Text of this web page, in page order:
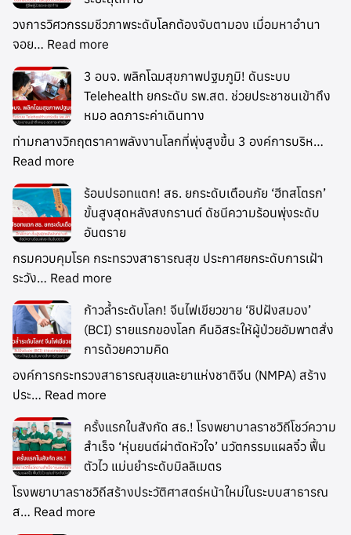
วงการวิศวกรรมชีวภาพระดับโลกต้องจับตามอง เมื่อมหาอำนา
จอย… Read more
3 อบจ. พลิกโฉมสุขภาพปฐมภูมิ! ดันระบบ
Telehealth ยกระดับ รพ.สต. ช่วยประชาชนเข้าถึง
หมอ ลดภาระค่าเดินทาง
ท่ามกลางวิกฤตราคาพลังงานโลกที่พุ่งสูงขึ้น 3 องค์การบริห…
Read more
ร้อนปรอทแตก! สธ. ยกระดับเตือนภัย ‘ฮีทสโตรก’
ขั้นสูงสุดหลังสงกรานต์ ดัชนีความร้อนพุ่งระดับ
อันตราย
กรมควบคุมโรค กระทรวงสาธารณสุข ประกาศยกระดับการเฝ้า
ระวัง… Read more
ก้าวล้ำระดับโลก! จีนไฟเขียวขาย ‘ชิปฝังสมอง’
(BCI) รายแรกของโลก คืนอิสระให้ผู้ป่วยอัมพาตสั่ง
การด้วยความคิด
องค์การกระทรวงสาธารณสุขและยาแห่งชาติจีน (NMPA) สร้าง
ประ… Read more
ครั้งแรกในสังกัด สธ.! โรงพยาบาลราชวิถีโชว์ความ
สำเร็จ ‘หุ่นยนต์ผ่าตัดหัวใจ’ นวัตกรรมแผลจิ๋ว ฟื้น
ตัวไว แม่นยำระดับมิลลิเมตร
โรงพยาบาลราชวิถีสร้างประวัติศาสตร์หน้าใหม่ในระบบสาธารณ
ส… Read more